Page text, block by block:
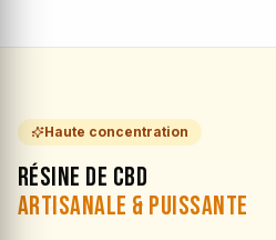
Haute concentration
Résine de CBD
Artisanale & Puissante